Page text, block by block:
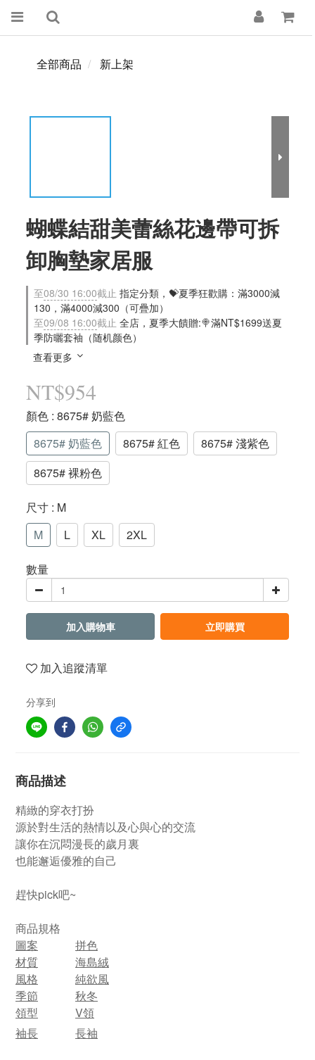
全部商品 新上架
蝴蝶結甜美蕾絲花邊帶可拆
卸胸墊家居服
至08/30 16:00截止 指定分類，💝夏季狂歡購：滿3000減
130，滿4000減300（可疊加）
至09/08 16:00截止 全店，夏季大饋贈:🍭滿NT$1699送夏
季防曬套袖（随机颜色）
查看更多
NT$954
顏色 : 8675# 奶藍色
8675# 奶藍色
8675# 紅色
8675# 淺紫色
8675# 裸粉色
尺寸 : M
M
L XL 2XL
數量
加入購物車 立即購買
加入追蹤清單
分享到
商品描述
精緻的穿衣打扮
源於對生活的熱情以及心與心的交流
讓你在沉悶漫長的歲月裏
也能邂逅優雅的自己
趕快pick吧~
商品規格
圖案
拼色
材質
海島絨
風格
純欲風
季節
秋冬
領型
V領
袖長
長袖